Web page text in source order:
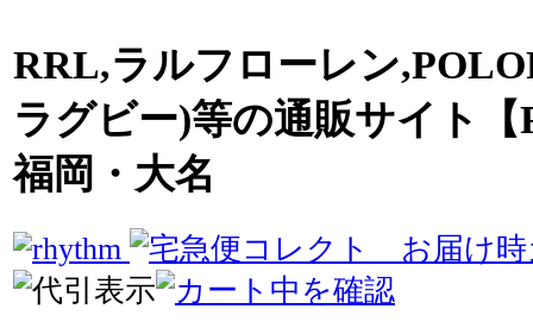
RRL,ラルフローレン
ラグビー)等の通販サイト
福岡・大名